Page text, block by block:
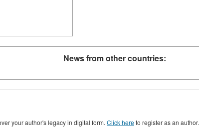
News from other countries:
your author's legacy in digital form. Click hereto register as an author.